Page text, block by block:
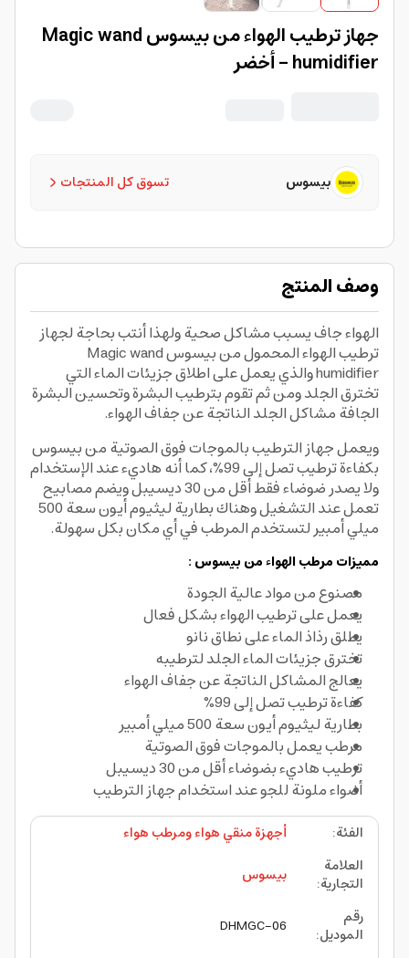
جهاز ترطيب الهواء من بيسوس Magic wand
humidifier - أخضر
تسوق كل المنتجات بيسوس
وصف المنتج
الهواء جاف يسبب مشاكل صحية ولهذا أنتب بحاجة لجهاز
ترطيب الهواء المحمول من بيسوس Magic wand
humidifier والذي يعمل على اطلاق جزيئات الماء التي
تخترق الجلد ومن ثم تقوم بترطيب البشرة وتحسين البشرة
الجافة مشاكل الجلد الناتجة عن جفاف الهواء.
ويعمل جهاز الترطيب بالموجات فوق الصوتية من بيسوس
بكفاءة ترطيب تصل إلى 99%، كما أنه هاديء عند الإستخدام
ولا يصدر ضوضاء فقط أقل من 30 ديسيبل ويضم مصابيح
تعمل عند التشغيل وهناك بطارية ليثيوم أيون سعة 500
ميلي أمبير لتستخدم المرطب في أي مكان بكل سهولة.
مميزات مرطب الهواء من بيسوس :
مصنوع من مواد عالية الجودة
يعمل على ترطيب الهواء بشكل فعال
يطلق رذاذ الماء على نطاق نانو
تخترق جزيئات الماء الجلد لترطيبه
يعالج المشاكل الناتجة عن جفاف الهواء
كفاءة ترطيب تصل إلى 99%
بطارية ليثيوم أيون سعة 500 ميلي أمبير
مرطب يعمل بالموجات فوق الصوتية
ترطيب هاديء بضوضاء أقل من 30 ديسيبل
أضواء ملونة للجو عند استخدام جهاز الترطيب
الفئة:
أجهزة منقي هواء ومرطب هواء
العلامة
التجارية:
بيسوس
رقم
الموديل:
DHMGC-06